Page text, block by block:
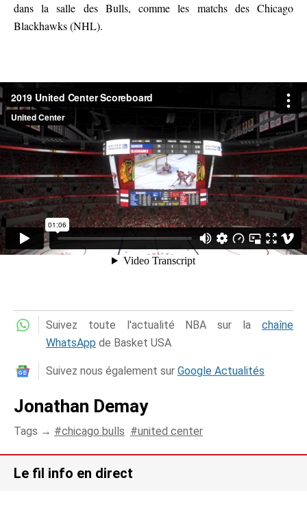
dans la salle des Bulls, comme les matchs des Chicago
Blackhawks (NHL).
Suivez toute l'actualité NBA sur la chaîne
WhatsApp de Basket USA
Suivez nous également sur Google Actualités
Jonathan Demay
Tags → chicago bulls united center
Le fil info en direct